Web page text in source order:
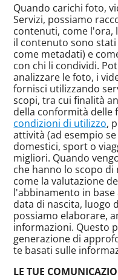
Quando carichi foto,
Servizi, possiamo
contenuti, come l'ora,
il contenuto sono
come metadati) e
con chi li condividi.
analizzare le foto, i
fornisci utilizzando
scopi, tra cui finalità
della conformità delle
condizioni di utilizzo,
attività (ad esempio
domestici, sport o
migliori. Quando
che hanno lo scopo
come la valutazione
l'abbinamento in
data di nascita, luogo
possiamo elaborare,
informazioni. Questo
generazione di
te basati sulle
LE TUE